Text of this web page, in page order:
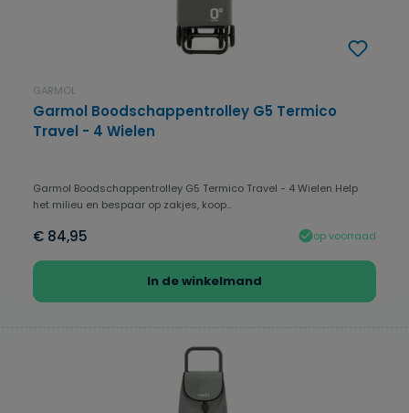
GARMOL
Garmol Boodschappentrolley G5 Termico
Travel - 4 Wielen
Garmol Boodschappentrolley G5 Termico Travel - 4 Wielen Help
het milieu en bespaar op zakjes, koop...
€ 84,95 op voorraad
In de winkelmand